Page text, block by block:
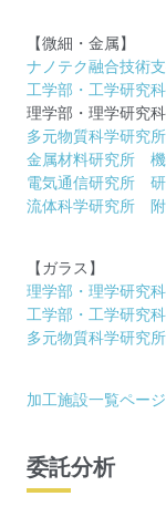
【微細・金属】
ナノテク融合技術
工学部・工学研究
理学部・理学研究
多元物質科学研究
金属材料研究所 機
電気通信研究所 研
流体科学研究所
【ガラス】
理学部・理学研究
工学部・工学研
多元物質科学研究
加工施設一覧ページ
委託分析